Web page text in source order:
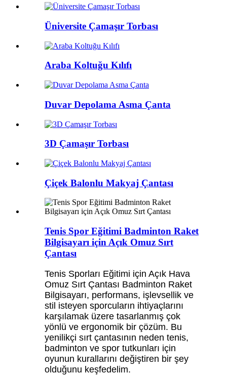
Üniversite Çamaşır Torbası
Araba Koltuğu Kılıfı
Duvar Depolama Asma Çanta
3D Çamaşır Torbası
Çiçek Balonlu Makyaj Çantası
Tenis Spor Eğitimi Badminton Raket
Bilgisayarı için Açık Omuz Sırt
Çantası
Tenis Sporları Eğitimi için Açık Hava
Omuz Sırt Çantası Badminton Raket
Bilgisayarı, performans, işlevsellik ve
stil isteyen sporcuların ihtiyaçlarını
karşılamak üzere tasarlanmış çok
yönlü ve ergonomik bir çözüm. Bu
yenilikçi sırt çantasının neden tenis,
badminton ve spor tutkunları için
oyunun kurallarını değiştiren bir şey
olduğunu keşfedelim.